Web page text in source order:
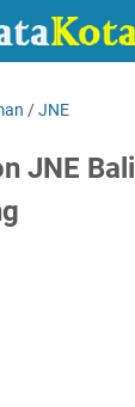
/JNE
JNE